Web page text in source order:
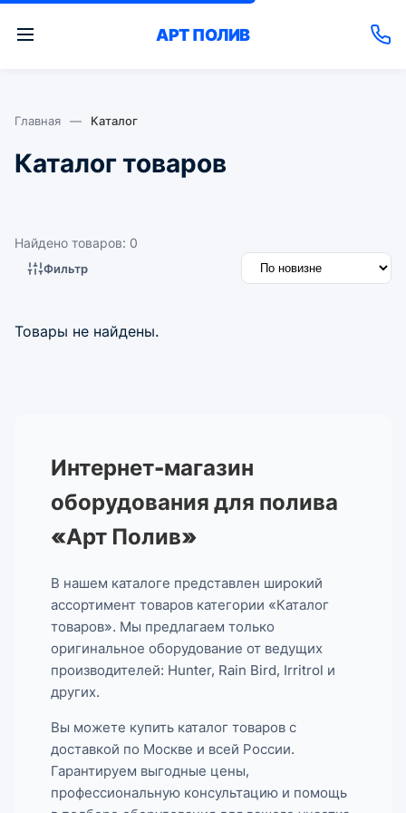
АРТ ПОЛИВ
Главная — Каталог
Каталог товаров
Найдено товаров: 0
Фильтр
Товары не найдены.
Интернет-магазин
оборудования для полива
«Арт Полив»
В нашем каталоге представлен широкий
ассортимент товаров категории «Каталог
товаров». Мы предлагаем только
оригинальное оборудование от ведущих
производителей: Hunter, Rain Bird, Irritrol и
других.
Вы можете купить каталог товаров с
доставкой по Москве и всей России.
Гарантируем выгодные цены,
профессиональную консультацию и помощь